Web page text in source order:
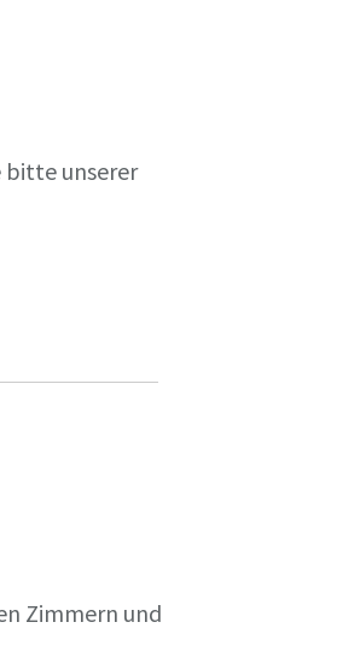
bitte unserer
Zimmern und